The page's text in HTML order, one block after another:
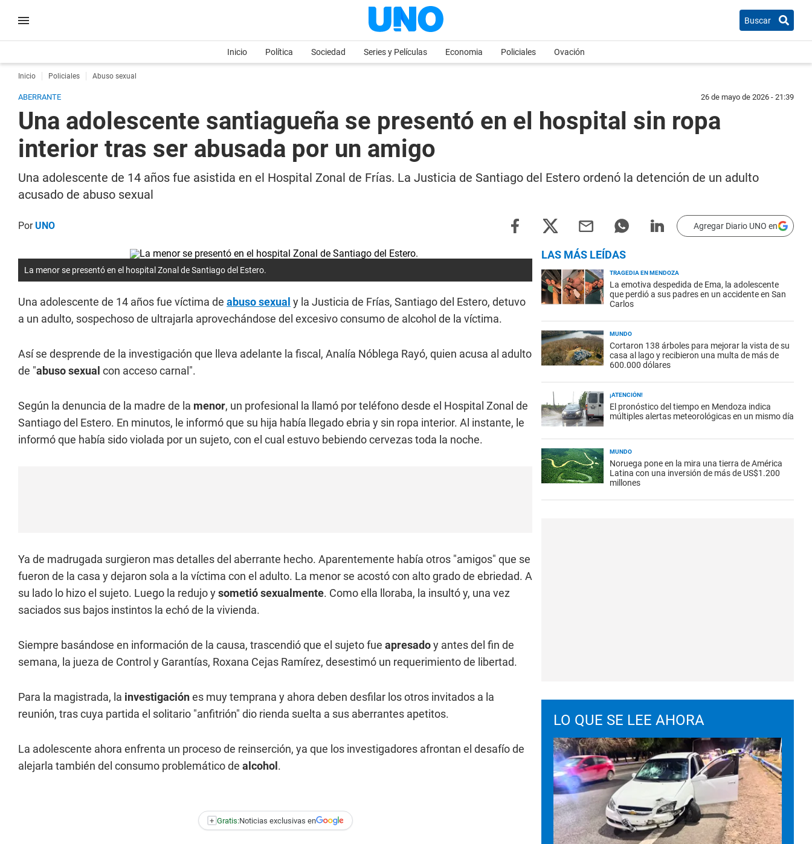
Buscar
Inicio Política Sociedad Series y Películas Economia Policiales Ovación
Inicio Policiales Abuso sexual
ABERRANTE 26 de mayo de 2026 - 21:39
Una adolescente santiagueña se presentó en el hospital sin ropa
interior tras ser abusada por un amigo
Una adolescente de 14 años fue asistida en el Hospital Zonal de Frías. La Justicia de Santiago del Estero ordenó la detención de un adulto
acusado de abuso sexual
PorUNO Agregar Diario UNO en
La menor se presentó en el hospital Zonal de Santiago del Estero.
Una adolescente de 14 años fue víctima de abuso sexual y la Justicia de Frías, Santiago del Estero, detuvo
a un adulto, sospechoso de ultrajarla aprovechándose del excesivo consumo de alcohol de la víctima.
Así se desprende de la investigación que lleva adelante la fiscal, Analía Nóblega Rayó, quien acusa al adulto
de "abuso sexual con acceso carnal".
Según la denuncia de la madre de la menor, un profesional la llamó por teléfono desde el Hospital Zonal de
Santiago del Estero. En minutos, le informó que su hija había llegado ebria y sin ropa interior. Al instante, le
informó que había sido violada por un sujeto, con el cual estuvo bebiendo cervezas toda la noche.
Ya de madrugada surgieron mas detalles del aberrante hecho. Aparentemente había otros "amigos" que se
fueron de la casa y dejaron sola a la víctima con el adulto. La menor se acostó con alto grado de ebriedad. A
su lado lo hizo el sujeto. Luego la redujo ysometió sexualmente. Como ella lloraba, la insultó y, una vez
saciados sus bajos instintos la echó de la vivienda.
Siempre basándose en información de la causa, trascendió que el sujeto fue apresadoy antes del fin de
semana, la jueza de Control y Garantías, Roxana Cejas Ramírez, desestimó un requerimiento de libertad.
Para la magistrada, la investigaciónes muy temprana y ahora deben desfilar los otros invitados a la
reunión, tras cuya partida el solitario "anfitrión" dio rienda suelta a sus aberrantes apetitos.
La adolescente ahora enfrenta un proceso de reinserción, ya que los investigadores afrontan el desafío de
alejarla también del consumo problemático de alcohol .
+ Gratis:Noticias exclusivas en
LAS MÁS LEÍDAS
TRAGEDIA EN MENDOZA
La emotiva despedida de Ema, la adolescente
que perdió a sus padres en un accidente en San
Carlos
MUNDO
Cortaron 138 árboles para mejorar la vista de su
casa al lago y recibieron una multa de más de
600.000 dólares
¡ATENCIÓN!
El pronóstico del tiempo en Mendoza indica
múltiples alertas meteorológicas en un mismo día
MUNDO
Noruega pone en la mira una tierra de América
Latina con una inversión de más de US$1.200
millones
LO QUE SE LEE AHORA